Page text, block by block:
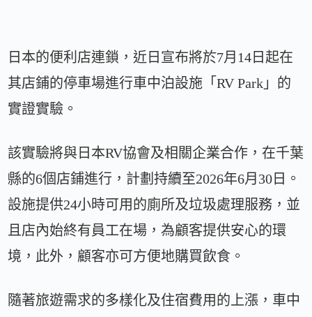
日本的便利店連鎖，近日宣布將於7月14日起在
其店鋪的停車場進行車中泊設施「RV Park」的
實證實驗。
該實驗將與日本RV協會及相關企業合作，在千葉
縣的6個店鋪進行，計劃持續至2026年6月30日。
設施提供24小時可用的廁所及垃圾處理服務，並
且店內始終有員工在場，為顧客提供安心的環
境，此外，顧客亦可方便地購買飲食。
隨著旅遊需求的多樣化及住宿費用的上漲，車中